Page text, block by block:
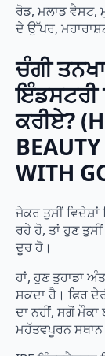
ਰੋਡ, ਮਲਾਡ ਵੈਸਟ,
ਦੇ ਉੱਪਰ,
ਚੰਗੀ
ਇੰਡਸਟਰੀ
ਕਰੀਏ?
WITH
ਜੇਕਰ ਤੁਸੀਂ
ਰਹੇ ਹੋ, ਤਾਂ ਹੁਣ
ਦੂਰ ਹੋ।
ਹਾਂ, ਹੁਣ ਤੁਹਾਡਾ
ਸਕਦਾ ਹੈ। ਫਿਰ
ਦਾ ਨਹੀਂ, ਸਗੋਂ
ਮਹੱਤਵਪੂਰਨ ਸਥਾਨ